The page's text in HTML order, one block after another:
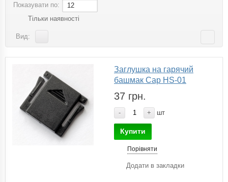
Показувати по:
12
Тільки наявності
Вид:
Заглушка на гарячий
башмак Cap HS-01
37 грн.
- + шт
Купити
Порівняти
Додати в закладки